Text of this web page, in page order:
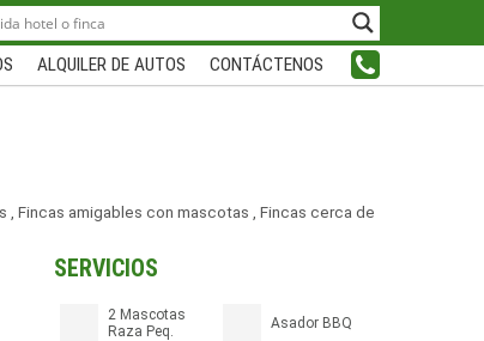
ALQUILER DE AUTOS CONTÁCTENOS
, Fincas amigables con mascotas , Fincas cerca de
SERVICIOS
2 Mascotas
Raza Peq.
Asador BBQ